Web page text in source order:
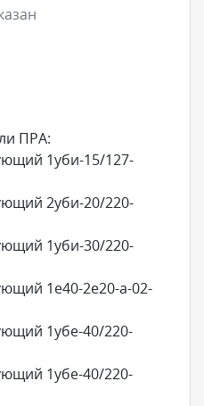
ПРА:
1уби-15/127-
2уби-20/220-
1уби-30/220-
1е40-2е20-а-02-
1убе-40/220-
1убе-40/220-